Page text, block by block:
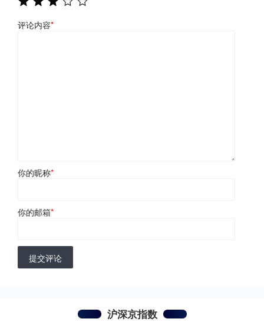
评论内容*
你的昵称*
你的邮箱*
提交评论
沪深京指数